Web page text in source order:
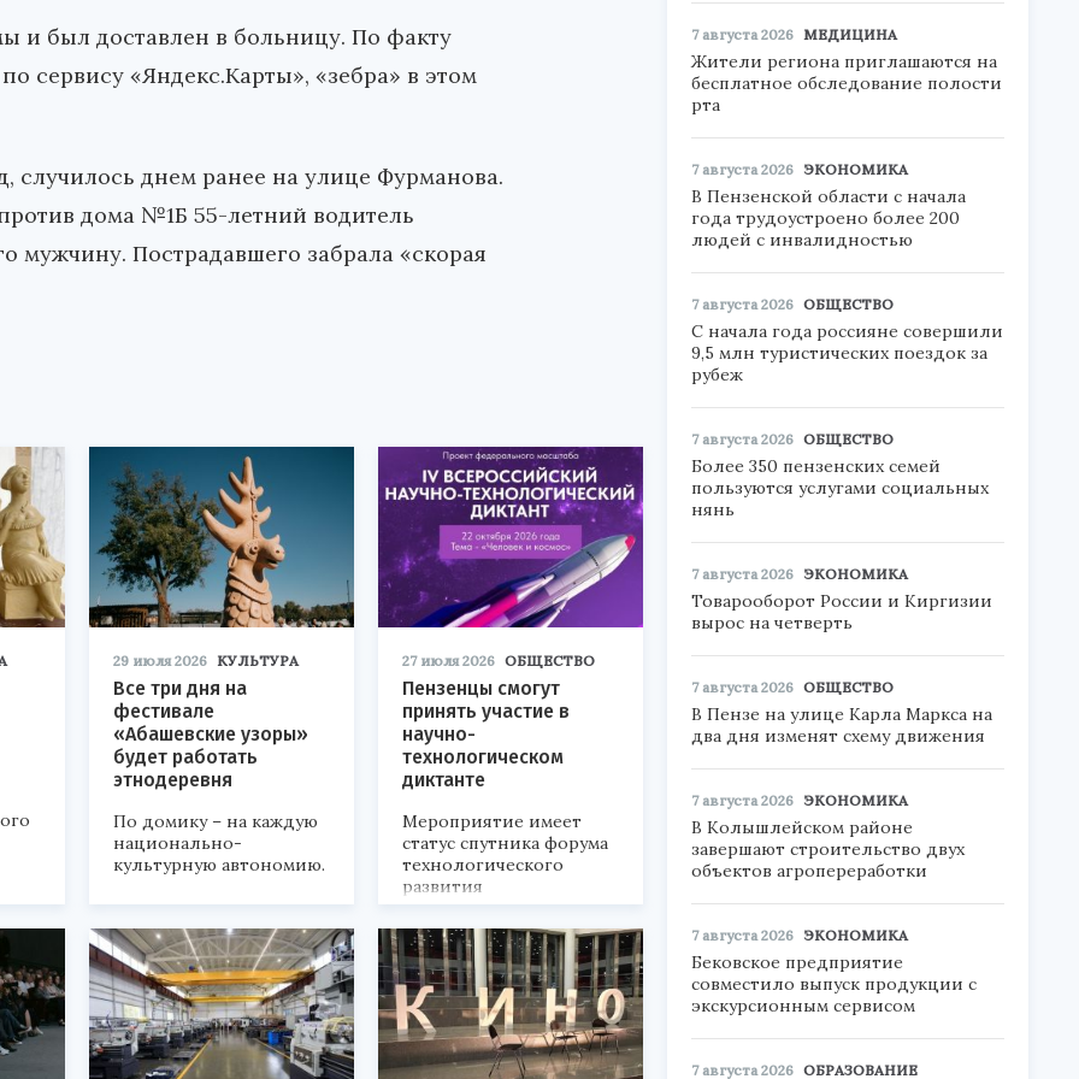
и был доставлен в больницу. По факту
сервису «Яндекс.Карты», «зебра» в этом
днем ранее на улице Фурманова.
дома №1Б 55-летний водитель
мужчину. Пострадавшего забрала «скорая
29 июля 2026 КУЛЬТУРА
Все три дня на
фестивале
«Абашевские узоры»
будет работать
этнодеревня
По домику – на каждую
национально-
культурную автономию.
27 июля 2026 ОБЩЕСТВО
Пензенцы смогут
принять участие в
научно-
технологическом
диктанте
Мероприятие имеет
статус спутника форума
технологического
развития
«Технопром-2026».
7 августа 2026 МЕДИЦИНА
Жители региона приглашаются на
бесплатное обследование полости
рта
7 августа 2026 ЭКОНОМИКА
В Пензенской области с начала
года трудоустроено более 200
людей с инвалидностью
7 августа 2026 ОБЩЕСТВО
С начала года россияне совершили
9,5 млн туристических поездок за
рубеж
7 августа 2026 ОБЩЕСТВО
Более 350 пензенских семей
пользуются услугами социальных
нянь
7 августа 2026 ЭКОНОМИКА
Товарооборот России и Киргизии
вырос на четверть
7 августа 2026 ОБЩЕСТВО
В Пензе на улице Карла Маркса на
два дня изменят схему движения
7 августа 2026 ЭКОНОМИКА
В Колышлейском районе
завершают строительство двух
объектов агропереработки
7 августа 2026 ЭКОНОМИКА
Бековское предприятие
совместило выпуск продукции с
экскурсионным сервисом
7 августа 2026 ОБРАЗОВАНИЕ